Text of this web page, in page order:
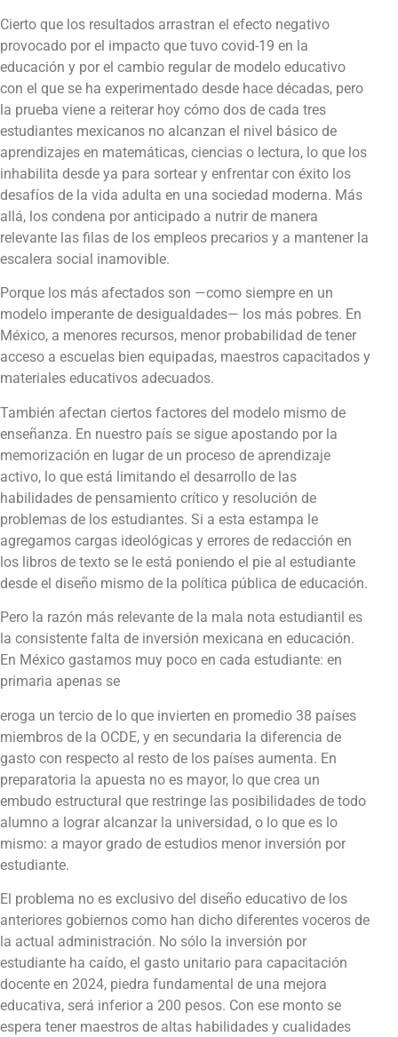
Cierto que los resultados arrastran el efecto negativo
provocado por el impacto que tuvo covid-19 en la
educación y por el cambio regular de modelo educativo
con el que se ha experimentado desde hace décadas, pero
la prueba viene a reiterar hoy cómo dos de cada tres
estudiantes mexicanos no alcanzan el nivel básico de
aprendizajes en matemáticas, ciencias o lectura, lo que los
inhabilita desde ya para sortear y enfrentar con éxito los
desafíos de la vida adulta en una sociedad moderna. Más
allá, los condena por anticipado a nutrir de manera
relevante las filas de los empleos precarios y a mantener la
escalera social inamovible.
Porque los más afectados son —como siempre en un
modelo imperante de desigualdades— los más pobres. En
México, a menores recursos, menor probabilidad de tener
acceso a escuelas bien equipadas, maestros capacitados y
materiales educativos adecuados.
También afectan ciertos factores del modelo mismo de
enseñanza. En nuestro país se sigue apostando por la
memorización en lugar de un proceso de aprendizaje
activo, lo que está limitando el desarrollo de las
habilidades de pensamiento crítico y resolución de
problemas de los estudiantes. Si a esta estampa le
agregamos cargas ideológicas y errores de redacción en
los libros de texto se le está poniendo el pie al estudiante
desde el diseño mismo de la política pública de educación.
Pero la razón más relevante de la mala nota estudiantil es
la consistente falta de inversión mexicana en educación.
En México gastamos muy poco en cada estudiante: en
primaria apenas se
eroga un tercio de lo que invierten en promedio 38 países
miembros de la OCDE, y en secundaria la diferencia de
gasto con respecto al resto de los países aumenta. En
preparatoria la apuesta no es mayor, lo que crea un
embudo estructural que restringe las posibilidades de todo
alumno a lograr alcanzar la universidad, o lo que es lo
mismo: a mayor grado de estudios menor inversión por
estudiante.
El problema no es exclusivo del diseño educativo de los
anteriores gobiernos como han dicho diferentes voceros de
la actual administración. No sólo la inversión por
estudiante ha caído, el gasto unitario para capacitación
docente en 2024, piedra fundamental de una mejora
educativa, será inferior a 200 pesos. Con ese monto se
espera tener maestros de altas habilidades y cualidades